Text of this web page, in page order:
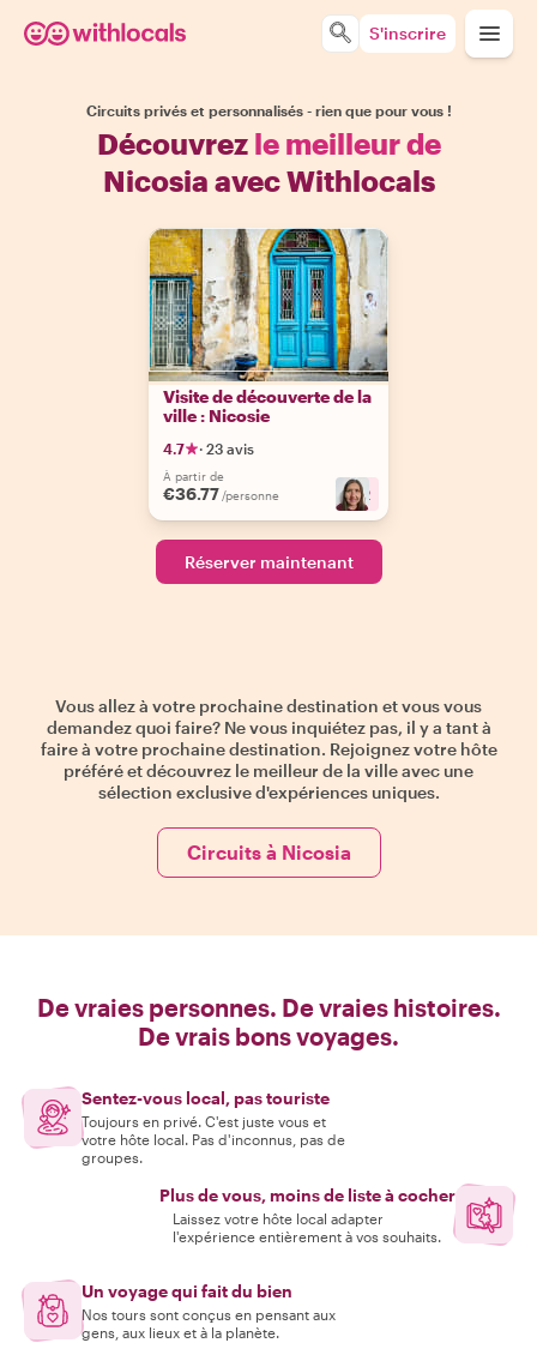
S'inscrire
Circuits privés et personnalisés - rien que pour vous !
Découvrez le meilleur de
Nicosia avec Withlocals
Visite de découverte de la
ville : Nicosie
4.7 · 23 avis
À partir de
€36.77 /personne +2
Réserver maintenant
Vous allez à votre prochaine destination et vous vous
demandez quoi faire? Ne vous inquiétez pas, il y a tant à
faire à votre prochaine destination. Rejoignez votre hôte
préféré et découvrez le meilleur de la ville avec une
sélection exclusive d'expériences uniques.
Circuits à Nicosia
De vraies personnes. De vraies histoires.
De vrais bons voyages.
Sentez-vous local, pas touriste
Toujours en privé. C'est juste vous et
votre hôte local. Pas d'inconnus, pas de
groupes.
Plus de vous, moins de liste à cocher
Laissez votre hôte local adapter
l'expérience entièrement à vos souhaits.
Un voyage qui fait du bien
Nos tours sont conçus en pensant aux
gens, aux lieux et à la planète.